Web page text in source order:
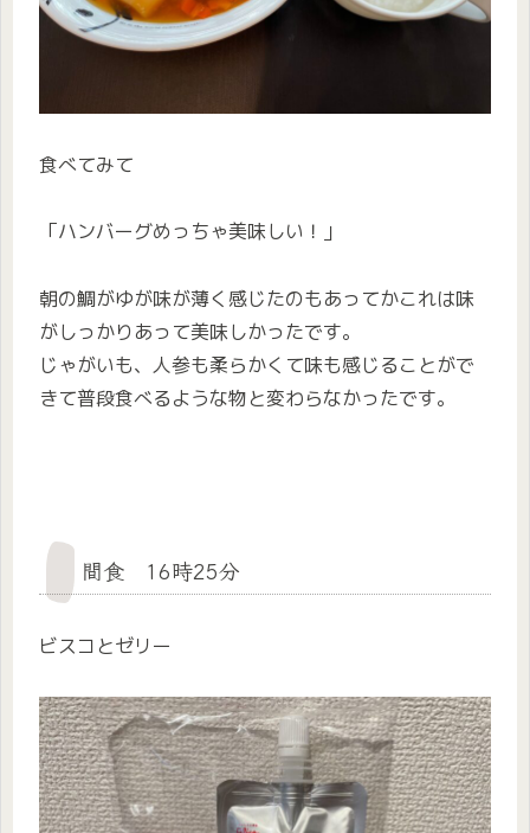
食べてみて
「ハンバーグめっちゃ美味しい！」
朝の鯛がゆが味が薄く感じたのもあってかこれは味
がしっかりあって美味しかったです。
じゃがいも、人参も柔らかくて味も感じることがで
きて普段食べるような物と変わらなかったです。
間食 16時25分
ビスコとゼリー